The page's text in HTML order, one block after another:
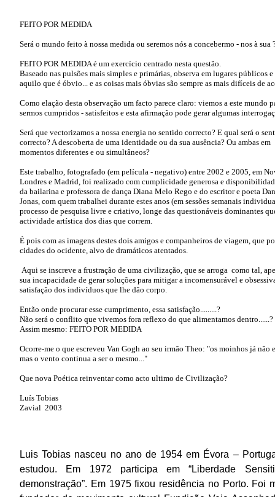
FEITO POR MEDIDA
Será o mundo feito à nossa medida ou seremos nós a concebermo - nos à sua
FEITO POR MEDIDA é um exercício centrado nesta questão.
Baseado nas pulsões mais simples e primárias, observa em lugares públicos
aquilo que é óbvio... e as coisas mais óbvias são sempre as mais difíceis de
Como elação desta observação um facto parece claro: viemos a este mundo
sermos cumpridos - satisfeitos e esta afirmação pode gerar algumas
Será que vectorizamos a nossa energia no sentido correcto? E qual será o
correcto? A descoberta de uma identidade ou da sua ausência? Ou ambas em
momentos diferentes e ou simultâneos?
Este trabalho, fotografado (em película - negativo) entre 2002 e 2005, em
Londres e Madrid, foi realizado com cumplicidade generosa e
da bailarina e professora de dança Diana Melo Rego e do escritor e poeta
Jonas, com quem trabalhei durante estes anos (em sessões semanais
processo de pesquisa livre e criativo, longe das questionáveis dominantes
actividade artística dos dias que correm.
É pois com as imagens destes dois amigos e companheiros de viagem, que
cidades do ocidente, alvo de dramáticos atentados.
Aqui se inscreve a frustração de uma civilização, que se arroga como tal,
sua incapacidade de gerar soluções para mitigar a incomensurável e
satisfação dos indivíduos que lhe dão corpo.
Então onde procurar esse cumprimento, essa satisfação.........?
Não será o conflito que vivemos fora reflexo do que alimentamos dentro......?
Assim mesmo: FEITO POR MEDIDA
Ocorre-me o que escreveu Van Gogh ao seu irmão Theo: "os moinhos já não
mas o vento continua a ser o mesmo..."
Que nova Poética reinventar como acto ultimo de Civilização?
Luís Tobias
Zavial 2003
Luis Tobias nasceu no ano de 1954 em Évora –
estudou. Em 1972 participa em “Liberdade
demonstração”. Em 1975 fixou residência no Porto. Foi